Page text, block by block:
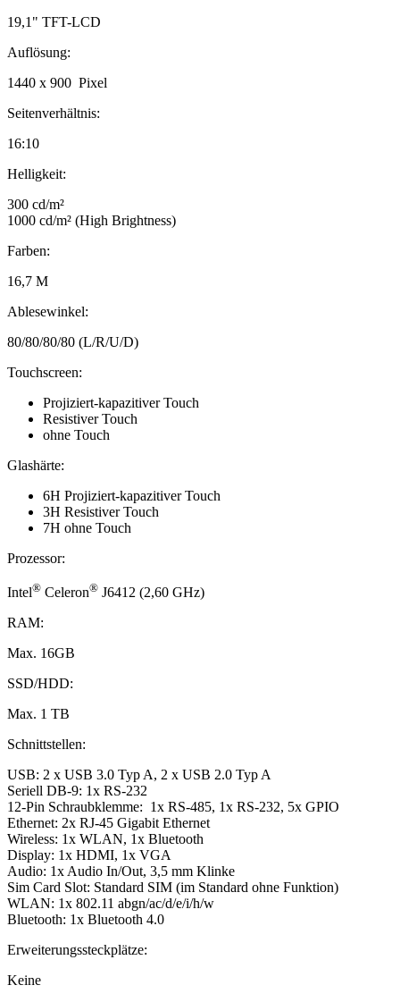
19,1" TFT-LCD
Auflösung:
1440 x 900 Pixel
Seitenverhältnis:
16:10
Helligkeit:
300 cd/m²
1000 cd/m² (High Brightness)
Farben:
16,7 M
Ablesewinkel:
80/80/80/80 (L/R/U/D)
Touchscreen:
Projiziert-kapazitiver Touch
Resistiver Touch
ohne Touch
Glashärte:
6H Projiziert-kapazitiver Touch
3H Resistiver Touch
7H ohne Touch
Prozessor:
Intel® Celeron® J6412 (2,60 GHz)
RAM:
Max. 16GB
SSD/HDD:
Max. 1 TB
Schnittstellen:
USB: 2 x USB 3.0 Typ A, 2 x USB 2.0 Typ A
Seriell DB-9: 1x RS-232
12-Pin Schraubklemme: 1x RS-485, 1x RS-232, 5x GPIO
Ethernet: 2x RJ-45 Gigabit Ethernet
Wireless: 1x WLAN, 1x Bluetooth
Display: 1x HDMI, 1x VGA
Audio: 1x Audio In/Out, 3,5 mm Klinke
Sim Card Slot: Standard SIM (im Standard ohne Funktion)
WLAN: 1x 802.11 abgn/ac/d/e/i/h/w
Bluetooth: 1x Bluetooth 4.0
Erweiterungssteckplätze:
Keine